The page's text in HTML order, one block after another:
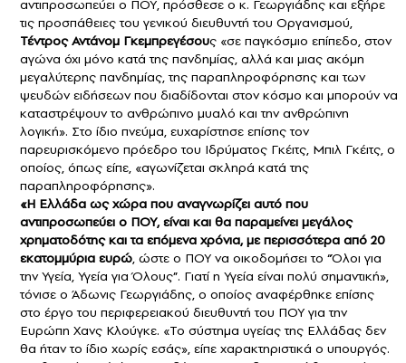
αντιπροσωπεύει ο ΠΟΥ, πρόσθεσε ο κ. Γεωργιάδης και εξήρε
τις προσπάθειες του γενικού διευθυντή του Οργανισμού,
Τέντρος Αντάνομ Γκεμπρεγέσους «σε παγκόσμιο επίπεδο, στον
αγώνα όχι μόνο κατά της πανδημίας, αλλά και μιας ακόμη
μεγαλύτερης πανδημίας, της παραπληροφόρησης και των
ψευδών ειδήσεων που διαδίδονται στον κόσμο και μπορούν να
καταστρέψουν το ανθρώπινο μυαλό και την ανθρώπινη
λογική». Στο ίδιο πνεύμα, ευχαρίστησε επίσης τον
παρευρισκόμενο πρόεδρο του Ιδρύματος Γκέιτς, Μπιλ Γκέιτς, ο
οποίος, όπως είπε, «αγωνίζεται σκληρά κατά της
παραπληροφόρησης».
«Η Ελλάδα ως χώρα που αναγνωρίζει αυτό που
αντιπροσωπεύει ο ΠΟΥ, είναι και θα παραμείνει μεγάλος
χρηματοδότης και τα επόμενα χρόνια, με περισσότερα από 20
εκατομμύρια ευρώ, ώστε ο ΠΟΥ να οικοδομήσει το “Όλοι για
την Υγεία, Υγεία για Όλους”. Γιατί η Υγεία είναι πολύ σημαντική»,
τόνισε ο Άδωνις Γεωργιάδης, ο οποίος αναφέρθηκε επίσης
στο έργο του περιφερειακού διευθυντή του ΠΟΥ για την
Ευρώπη Χανς Κλούγκε. «Το σύστημα υγείας της Ελλάδας δεν
θα ήταν το ίδιο χωρίς εσάς», είπε χαρακτηριστικά ο υπουργός.